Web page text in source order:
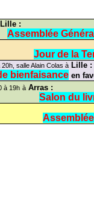
Lille :
Assemblée
Jour de la
20h, salle Alain Colas à Lille :
bienfaisanceen
à 19h à Arras :
Salon du